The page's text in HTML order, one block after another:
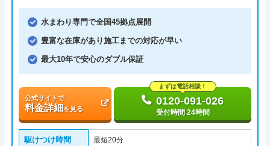
水まわり専門で全国45拠点展開
豊富な在庫があり施工までの対応が早い
最大10年で安心のダブル保証
公式サイトで
料金詳細を見る
まずは電話相談！
0120-091-026
受付時間 24時間
駆けつけ時間 最短20分